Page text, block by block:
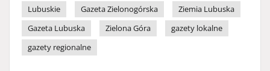
Lubuskie
Gazeta Zielonogórska
Ziemia Lubuska
Gazeta Lubuska
Zielona Góra
gazety lokalne
gazety regionalne